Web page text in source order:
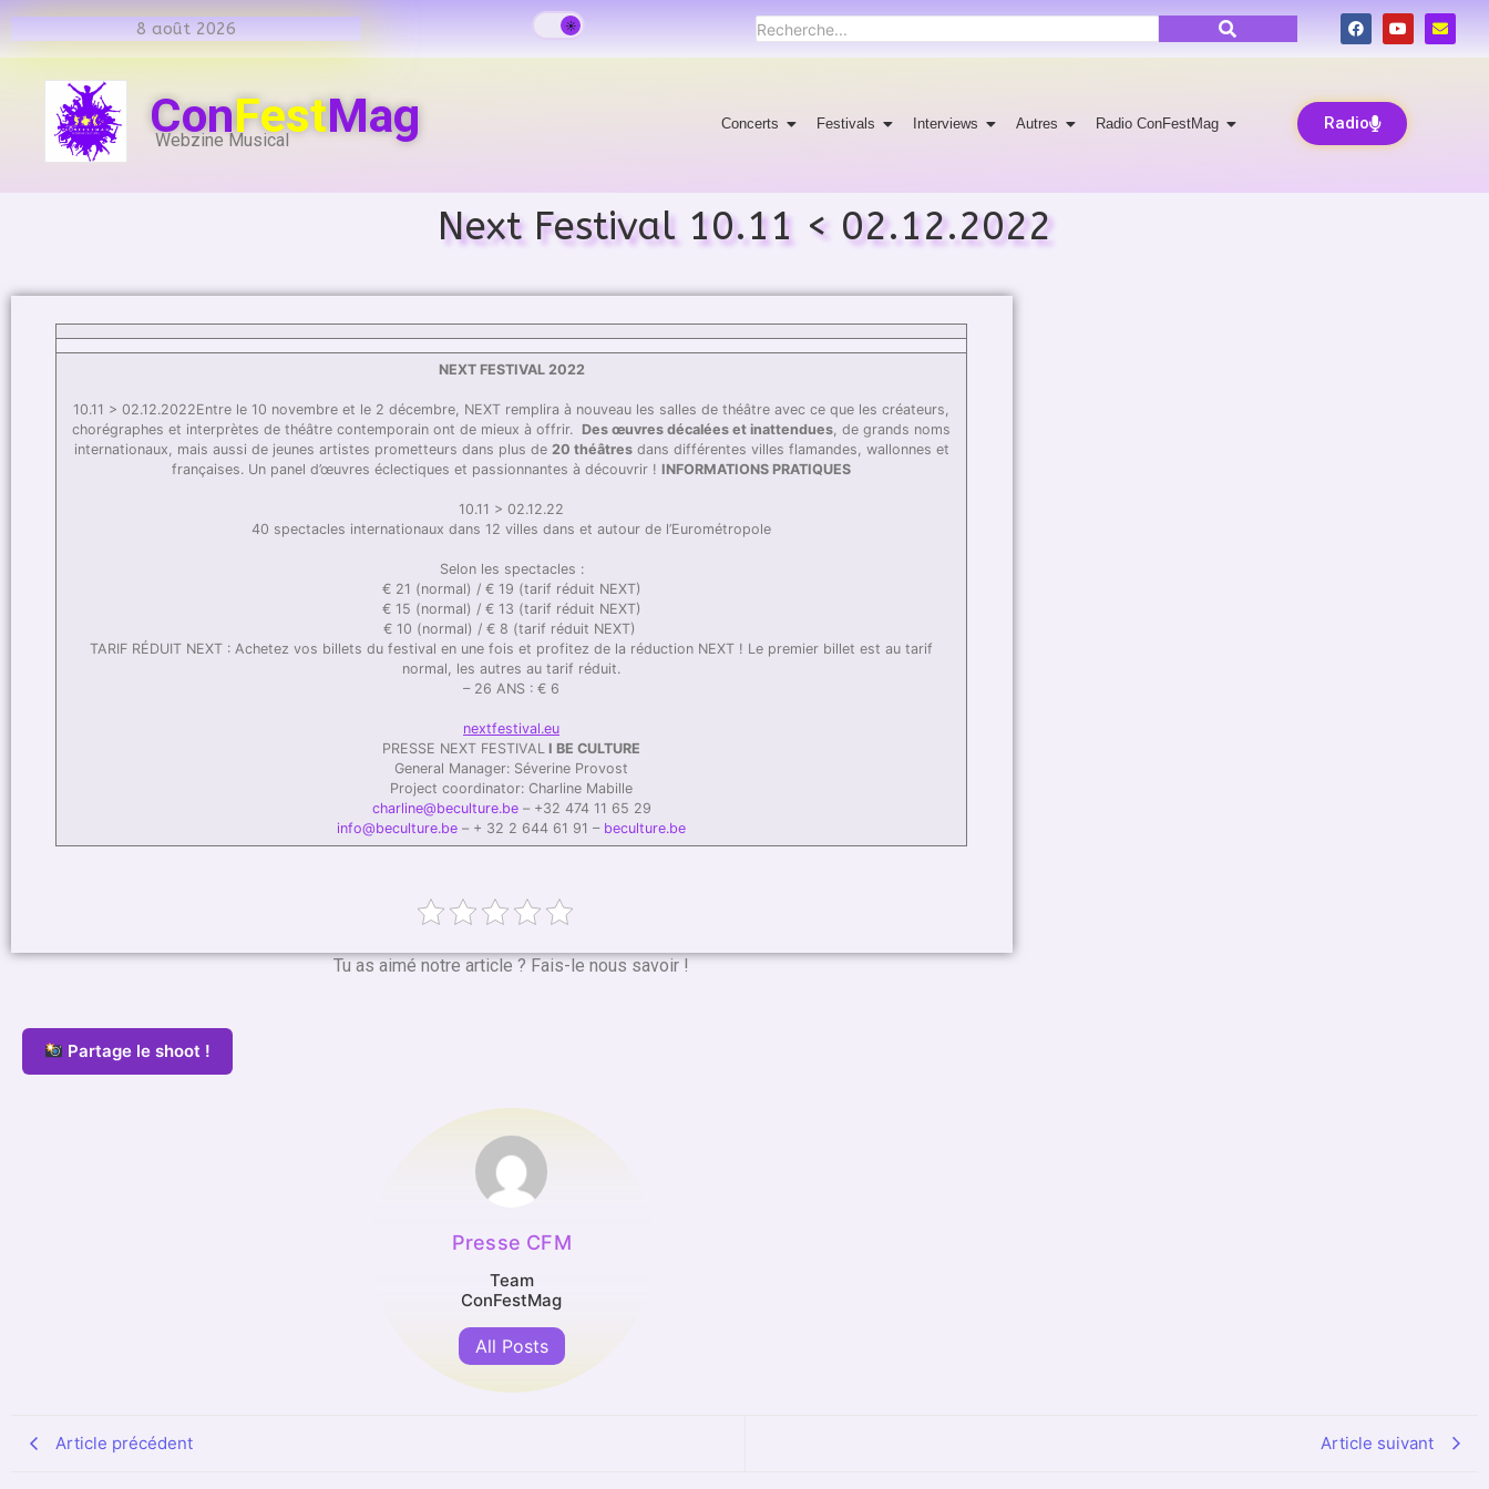
8 août 2026
ConFestMag
Webzine Musical
Concerts Festivals Interviews Autres Radio ConFestMag Radio
Next Festival 10.11 < 02.12.2022
NEXT FESTIVAL 2022
10.11 > 02.12.2022Entre le 10 novembre et le 2 décembre, NEXT remplira à nouveau les salles de théâtre avec ce que les créateurs,
chorégraphes et interprètes de théâtre contemporain ont de mieux à offrir. Des œuvres décalées et inattendues , de grands noms
internationaux, mais aussi de jeunes artistes prometteurs dans plus de 20 théâtresdans différentes villes flamandes, wallonnes et
françaises. Un panel d’œuvres éclectiques et passionnantes à découvrir ! INFORMATIONS PRATIQUES
10.11 > 02.12.22
40 spectacles internationaux dans 12 villes dans et autour de l’Eurométropole
Selon les spectacles :
€ 21 (normal) / € 19 (tarif réduit NEXT)
€ 15 (normal) / € 13 (tarif réduit NEXT)
€ 10 (normal) / € 8 (tarif réduit NEXT)
TARIF RÉDUIT NEXT : Achetez vos billets du festival en une fois et profitez de la réduction NEXT ! Le premier billet est au tarif
normal, les autres au tarif réduit.
– 26 ANS : € 6
nextfestival.eu
PRESSE NEXT FESTIVAL I BE CULTURE
General Manager: Séverine Provost
Project coordinator: Charline Mabille
charline@beculture.be– +32 474 11 65 29
info@beculture.be – + 32 2 644 61 91 –beculture.be
Tu as aimé notre article ? Fais-le nous savoir !
Partage le shoot !
Presse CFM
Team
ConFestMag
All Posts
Article précédent Article suivant